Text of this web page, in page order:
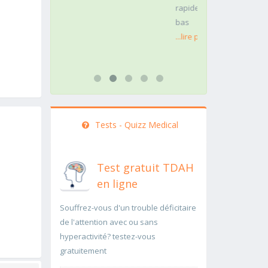
rapidement..Une auscultation de
Tests - Quizz Medical
Test gratuit TDAH
en ligne
Souffrez-vous d'un trouble déficitaire
de l'attention avec ou sans
hyperactivité? testez-vous
gratuitement